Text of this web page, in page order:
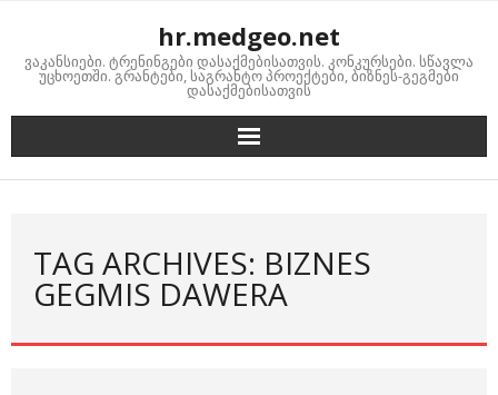
content
hr.medgeo.net
ვაკანსიები. ტრენინგები დასაქმებისათვის. კონკურსები. სწავლა
უცხოეთში. გრანტები, საგრანტო პროექტები, ბიზნეს-გეგმები
დასაქმებისათვის
TAG ARCHIVES: BIZNES
GEGMIS DAWERA